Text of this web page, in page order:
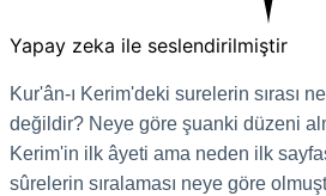
Yapay zeka ile seslendirilmiştir
Kur'ân-ı Kerim'deki surelerin sırası
değildir? Neye göre şuanki düzeni
Kerim'in ilk âyeti ama neden ilk
sûrelerin sıralaması neye göre